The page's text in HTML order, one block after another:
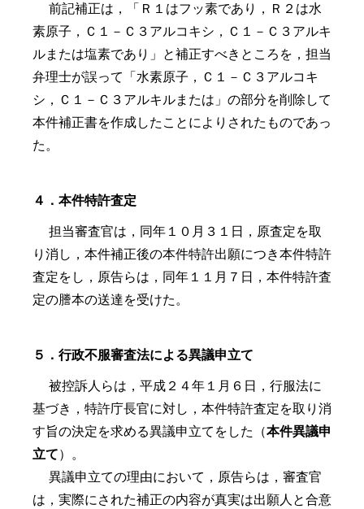
前記補正は，「Ｒ １ はフッ素であり，Ｒ ２ は水
素原子，Ｃ １ －Ｃ ３ アルコキシ，Ｃ １ －Ｃ ３ アルキ
ルまたは塩素であり」と補正すべきところを，担当
弁理士が誤って「水素原子，Ｃ １ －Ｃ ３ アルコキ
シ，Ｃ １ －Ｃ ３ アルキルまたは」の部分を削除して
本件補正書を作成したことによりされたものであっ
た。
４．本件特許査定
担当審査官は，同年１０月３１日，原査定を取
り消し，本件補正後の本件特許出願につき本件特許
査定をし，原告らは，同年１１月７日，本件特許査
定の謄本の送達を受けた。
５．行政不服審査法による異議申立て
被控訴人らは，平成２４年１月６日，行服法に
基づき，特許庁長官に対し，本件特許査定を取り消
す旨の決定を求める異議申立てをした（本件異議申
立て）。
異議申立ての理由において，原告らは，審査官
は，実際にされた補正の内容が真実は出願人と合意